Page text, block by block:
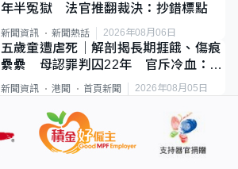
年半冤獄 法官推翻裁決：抄錯標點
新聞資訊 新聞熱話 2026年08月06日
五歲童遭虐死｜解剖揭長期捱餓、傷痕
纍纍 母認罪判囚22年 官斥冷血：同
類案最惡劣
新聞資訊 港聞 首頁新聞 2026年08月05日